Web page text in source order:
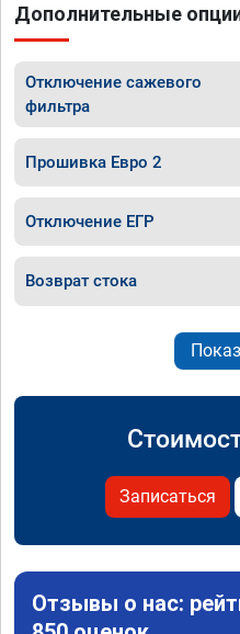
Дополнительные
Отключение сажевого
фильтра
Прошивка Евро 2
Отключение ЕГР
Возврат стока
Записаться
Отзывы о нас: